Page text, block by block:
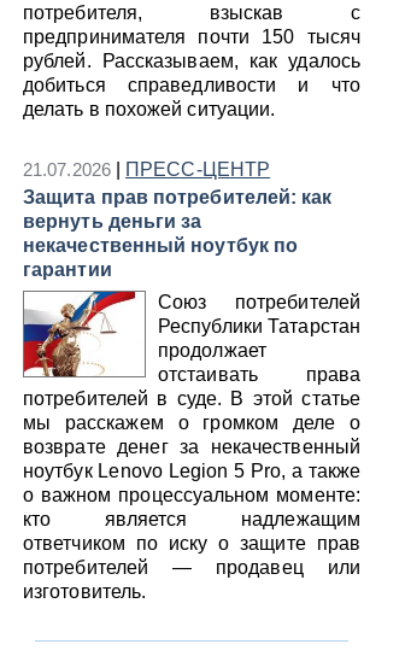
потребителя, взыскав с
предпринимателя почти 150 тысяч
рублей. Рассказываем, как удалось
добиться справедливости и что
делать в похожей ситуации.
21.07.2026|
ПРЕСС-ЦЕНТР
Защита прав потребителей: как
вернуть деньги за
некачественный ноутбук по
гарантии
Союз потребителей
Республики Татарстан
продолжает
отстаивать права
потребителей в суде. В этой статье
мы расскажем о громком деле о
возврате денег за некачественный
ноутбук Lenovo Legion 5 Pro, а также
о важном процессуальном моменте:
кто является надлежащим
ответчиком по иску о защите прав
потребителей — продавец или
изготовитель.